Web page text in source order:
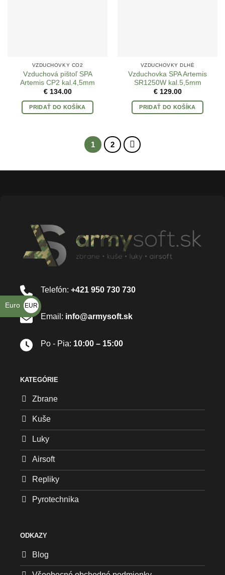
VZDUCHOVKY CO2
Vzduchová pištoľ SPA
Artemis CP2 kal.4,5mm
€134.00
PRIDAŤ DO KOŠÍKA
VZDUCHOVKY DLHÉ
Vzduchovka SPA Artemis
SR1250W kal.5,5mm
€129.00
PRIDAŤ DO KOŠÍKA
1 2
Telefón: +421 950 730 730
Email: info@armysoft.sk
Po - Pia: 10:00 – 15:00
KATEGÓRIE
Zbrane
Kuše
Luky
Airsoft
Repliky
Pyrotechnika
ODKAZY
Blog
Euro
EUR
€